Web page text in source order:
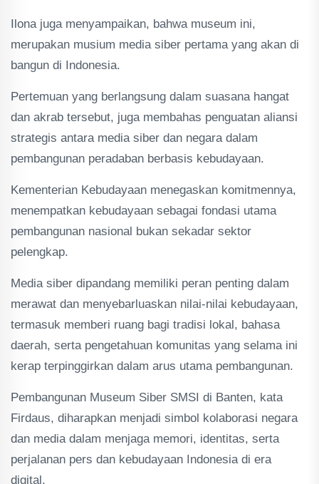
Ilona juga menyampaikan, bahwa museum ini,
merupakan musium media siber pertama yang akan di
bangun di Indonesia.
Pertemuan yang berlangsung dalam suasana hangat
dan akrab tersebut, juga membahas penguatan aliansi
strategis antara media siber dan negara dalam
pembangunan peradaban berbasis kebudayaan.
Kementerian Kebudayaan menegaskan komitmennya,
menempatkan kebudayaan sebagai fondasi utama
pembangunan nasional bukan sekadar sektor
pelengkap.
Media siber dipandang memiliki peran penting dalam
merawat dan menyebarluaskan nilai-nilai kebudayaan,
termasuk memberi ruang bagi tradisi lokal, bahasa
daerah, serta pengetahuan komunitas yang selama ini
kerap terpinggirkan dalam arus utama pembangunan.
Pembangunan Museum Siber SMSI di Banten, kata
Firdaus, diharapkan menjadi simbol kolaborasi negara
dan media dalam menjaga memori, identitas, serta
perjalanan pers dan kebudayaan Indonesia di era
digital.